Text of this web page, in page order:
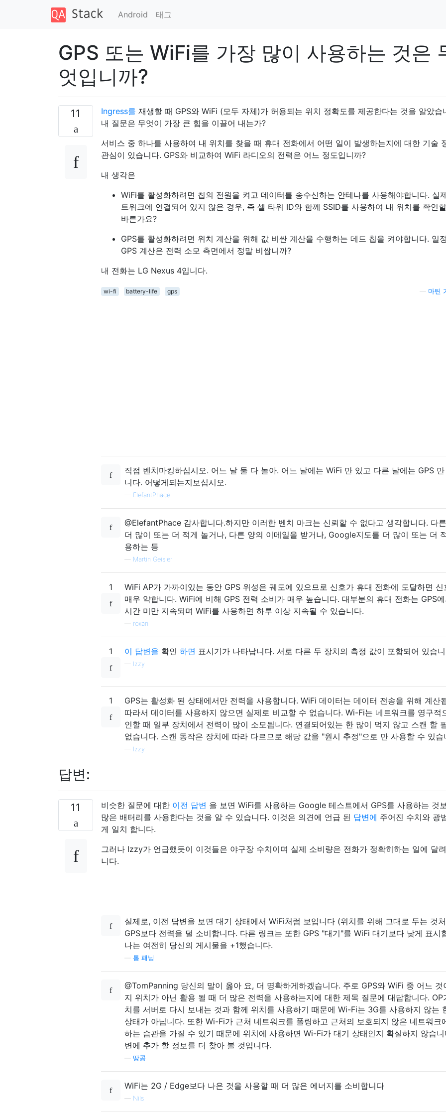
Android 태그
GPS 또는 WiFi를 가장 많이 사용하는 것은
엇입니까?
11 Ingress를 재생할 때 GPS와 WiFi (모두 자체)가 허용되는 위치 정확도를 제공한다는 것을 알았습
내 질문은 무엇이 가장 큰 힘을 이끌어 내는가?
서비스 중 하나를 사용하여 내 위치를 찾을 때 휴대 전화에서 어떤 일이 발생하는지에 대한 기술
관심이 있습니다. GPS와 비교하여 WiFi 라디오의 전력은 어느 정도입니까?
내 생각은
WiFi를 활성화하려면 칩의 전원을 켜고 데이터를 송수신하는 안테나를 사용해야합니다. 실
트워크에 연결되어 있지 않은 경우, 즉 셀 타워 ID와 함께 SSID를 사용하여 내 위치를 확인
바른가요?
GPS를 활성화하려면 위치 계산을 위해 값 비싼 계산을 수행하는 데드 칩을 켜야합니다. 일
GPS 계산은 전력 소모 측면에서 정말 비쌉니까?
내 전화는 LG Nexus 4입니다.
wi-fi battery-life gps
마틴
직접 벤치마킹하십시오. 어느 날 둘 다 놀아. 어느 날에는 WiFi 만 있고 다른 날에는 GPS
니다. 어떻게되는지보십시오.
— ElefantPhace
@ElefantPhace 감사합니다.하지만 이러한 벤치 마크는 신뢰할 수 없다고 생각합니다. 다
더 많이 또는 더 적게 놀거나, 다른 양의 이메일을 받거나, Google지도를 더 많이 또는 더
용하는 등
— Martin Geisler
1
WiFi AP가 가까이있는 동안 GPS 위성은 궤도에 있으므로 신호가 휴대 전화에 도달하면 신
매우 약합니다. WiFi에 비해 GPS 전력 소비가 매우 높습니다. 대부분의 휴대 전화는 GPS
시간 미만 지속되며 WiFi를 사용하면 하루 이상 지속될 수 있습니다.
roxan
1 이 답변을 확인 하면 표시기가 나타납니다. 서로 다른 두 장치의 측정 값이 포함되어 있습
— Izzy
1
GPS는 활성화 된 상태에서만 전력을 사용합니다. WiFi 데이터는 데이터 전송을 위해 계산
따라서 데이터를 사용하지 않으면 실제로 비교할 수 없습니다. Wi-Fi는 네트워크를 영구적
인할 때 일부 장치에서 전력이 많이 소모됩니다. 연결되어있는 한 많이 먹지 않고 스캔 할
없습니다. 스캔 동작은 장치에 따라 다르므로 해당 값을 "원시 추정"으로 만 사용할 수 있습
— Izzy
답변:
11 비슷한 질문에 대한 이전 답변 을 보면 WiFi를 사용하는 Google 테스트에서 GPS를 사용하는 것
많은 배터리를 사용한다는 것을 알 수 있습니다. 이것은 의견에 언급 된 답변에 주어진 수치와 광
게 일치 합니다.
그러나 Izzy가 언급했듯이 이것들은 야구장 수치이며 실제 소비량은 전화가 정확히하는 일에 달
니다.
실제로, 이전 답변을 보면 대기 상태에서 WiFi처럼 보입니다 (위치를 위해 그대로 두는 것
GPS보다 전력을 덜 소비합니다. 다른 링크는 또한 GPS "대기"를 WiFi 대기보다 낮게 표시
나는 여전히 당신의 게시물을 +1했습니다.
톰 패닝
@TomPanning 당신의 말이 옳아 요, 더 명확하게하겠습니다. 주로 GPS와 WiFi 중 어느 것
지 위치가 아닌 활용 될 때 더 많은 전력을 사용하는지에 대한 제목 질문에 대답합니다. OP
치를 서버로 다시 보내는 것과 함께 위치를 사용하기 때문에 Wi-Fi는 3G를 사용하지 않는
상태가 아닙니다. 또한 Wi-Fi가 근처 네트워크를 폴링하고 근처의 보호되지 않은 네트워크
하는 습관을 가질 수 있기 때문에 위치에 사용하면 Wi-Fi가 대기 상태인지 확실하지 않습
변에 추가 할 정보를 더 찾아 볼 것입니다.
땅콩
WiFi는 2G / Edge보다 나은 것을 사용할 때 더 많은 에너지를 소비합니다
— Nils